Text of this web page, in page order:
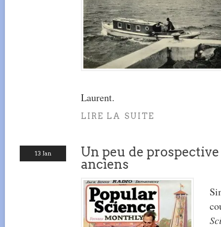
Laurent.
LIRE LA SUITE
13 Jan
Un peu de
anciens